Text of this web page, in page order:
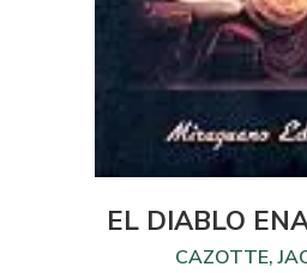
EL DIABLO
CAZOTTE,